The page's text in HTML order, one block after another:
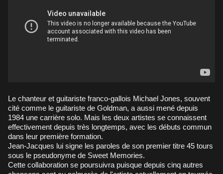
Le chanteur et guitariste franco-gallois Michael Jones, souvent
cité comme le guitariste de Goldman, a aussi mené depuis
1984 une carrière solo. Mais les deux artistes se connaissent
effectivement depuis très longtemps, avec les débuts commun
dans leur première formation.
Jean-Jacques lui signe les paroles de son premier titre 45 tours
sous le pseudonyme de Sweet Memories.
Cette collaboration se poursuivra puisque depuis cinq autres